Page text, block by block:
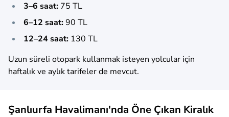
3–6 saat: 75 TL
6–12 saat:90 TL
12–24 saat: 130 TL
Uzun süreli otopark kullanmak isteyen yolcular için
haftalık ve aylık tarifeler de mevcut.
Şanlıurfa Havalimanı'nda Öne Çıkan Kiralık